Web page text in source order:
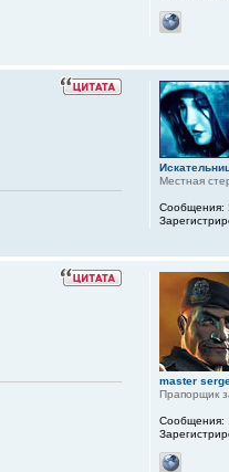
Местная
Сообщения:
master
Прапорщик
Сообщения: